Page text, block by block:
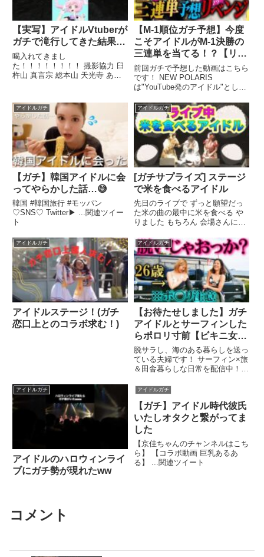
【実写】アイドルVtuberが
ガチで滝行してきた結果…
喝入れてきまし
た！！！！！！！！ 撮影協力 臼
杵山 真言宗 総本山 天光寺 あり
【M-1順位ガチ予想】今度
こそアイドルがM-1決勝の
三連単を当てる！？【リベ
ンジ】
前回ガチで予想した動画はこちら
です！ NEW POLARIS
は"YouTube発のアイドル"とし
アイドルガチ
【ガチ】韓国アイドルに会
ってやらかした話…😅
韓国 #韓国旅行 #モッパン
♡SNS♡ Twitter▶︎ ...関連ツイー
ト
アイドルガチ
[ガチサプライズ] ステージ
で米を食べるアイドル
先日のライブで ずっと願望だっ
た米の曲の最中に米を食べる や
りました もちろん 会場さんには
年 ...関連ツイート
アイドルガチ
アイドルステージ！(ガチ
恋口上とのコラボ求む！)
アイドルガチ
【お待たせしました】ガチ
アイドルとサーフィンした
らポロリ寸前【ビキニ女
子】
脱サラし、海のある暮らしを送っ
ている夫婦です！ サーフィン×旅
＆田舎暮らしな日常を配信中！
イート
アイドルガチ
アイドルのハロウィンライ
ブにガチ勢が現れたww
アイドルガチ
【ガチ】アイドル時代彼氏
いたしオタクと繋がってま
した
【京佳ちゃんのチャンネルはこち
ら】 【コラボ動画 巨乳あるあ
る】 ...関連ツイート
コメント